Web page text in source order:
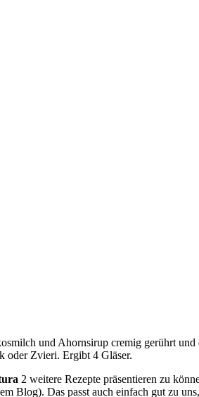
und Ahornsirup cremig gerührt
oder Zvieri. Ergibt 4 Gläser.
2 weitere Rezepte präsentieren zu
Blog). Das passt auch einfach gut zu